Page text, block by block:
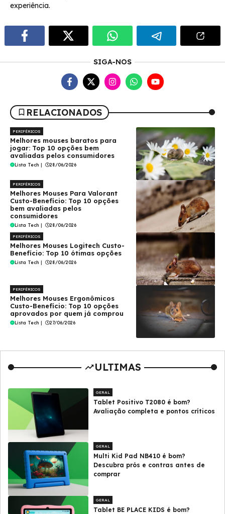
experiência.
SIGA-NOS
RELACIONADOS
PERIFÉRICOS
Melhores mouses baratos para
jogar: Top 10 opções bem
avaliadas pelos consumidores
Lista Tech | 28/06/2026
PERIFÉRICOS
Melhores Mouses Para Valorant
Custo-Benefício: Top 10 opções
bem avaliadas pelos
consumidores
Lista Tech | 28/06/2026
PERIFÉRICOS
Melhores Mouses Logitech Custo-
Benefício: Top 10 ótimas opções
Lista Tech | 28/06/2026
PERIFÉRICOS
Melhores Mouses Ergonômicos
Custo-Benefício: Top 10 opções
aprovados por quem já comprou
Lista Tech | 27/06/2026
ULTIMAS
GERAL
Tablet Positivo T2080 é bom?
Avaliação completa e pontos críticos
GERAL
Multi Kid Pad NB410 é bom?
Descubra prós e contras antes de
comprar
GERAL
Tablet BE PLACE KIDS é bom?